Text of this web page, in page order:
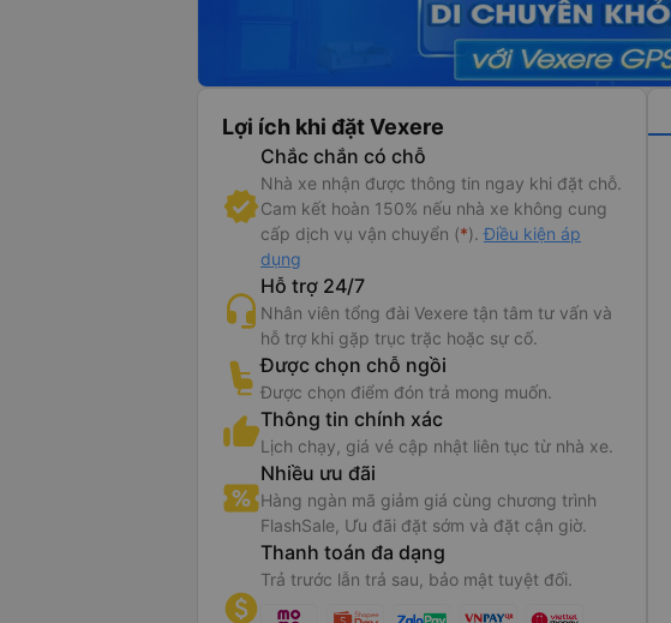
Lợi ích khi đặt Vexere
Chắc chắn có chỗ
Nhà xe nhận được thông tin ngay khi đặt chỗ.
Cam kết hoàn 150% nếu nhà xe không cung
cấp dịch vụ vận chuyển (*). Điều kiện áp
dụng
Hỗ trợ 24/7
Nhân viên tổng đài Vexere tận tâm tư vấn và
hỗ trợ khi gặp trục trặc hoặc sự cố.
Được chọn chỗ ngồi
Được chọn điểm đón trả mong muốn.
Thông tin chính xác
Lịch chạy, giá vé cập nhật liên tục từ nhà xe.
Nhiều ưu đãi
Hàng ngàn mã giảm giá cùng chương trình
FlashSale, Ưu đãi đặt sớm và đặt cận giờ.
Thanh toán đa dạng
Trả trước lẫn trả sau, bảo mật tuyệt đối.